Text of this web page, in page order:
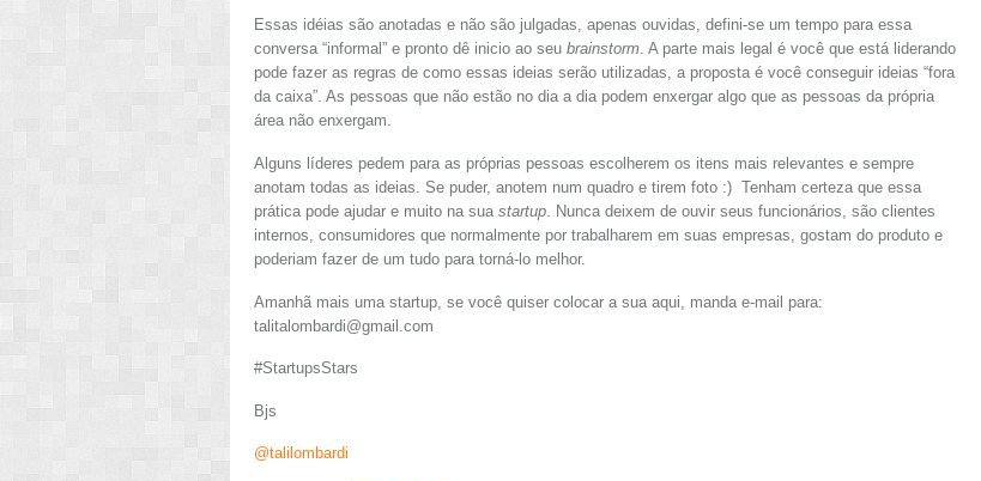
Essas idéias são anotadas e não são julgadas, apenas ouvidas, defini-se um tempo para essa
conversa “informal” e pronto dê inicio ao seu brainstorm. A parte mais legal é você que está liderando
pode fazer as regras de como essas ideias serão utilizadas, a proposta é você conseguir ideias “fora
da caixa”. As pessoas que não estão no dia a dia podem enxergar algo que as pessoas da própria
área não enxergam.
Alguns líderes pedem para as próprias pessoas escolherem os itens mais relevantes e sempre
anotam todas as ideias. Se puder, anotem num quadro e tirem foto :) Tenham certeza que essa
prática pode ajudar e muito na sua startup . Nunca deixem de ouvir seus funcionários, são clientes
internos, consumidores que normalmente por trabalharem em suas empresas, gostam do produto e
poderiam fazer de um tudo para torná-lo melhor.
Amanhã mais uma startup, se você quiser colocar a sua aqui, manda e-mail para:
talitalombardi@gmail.com
#StartupsStars
Bjs
@talilombardi